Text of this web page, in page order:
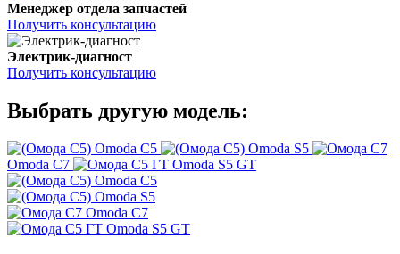
Менеджер отдела запчастей
Получить консультацию
Электрик-диагност
Получить консультацию
Выбрать другую модель:
Omoda C5
Omoda S5
Omoda C7
Omoda S5 GT
Omoda C5
Omoda S5
Omoda C7
Omoda S5 GT